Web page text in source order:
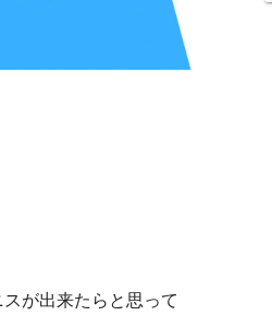
が出来たらと思って